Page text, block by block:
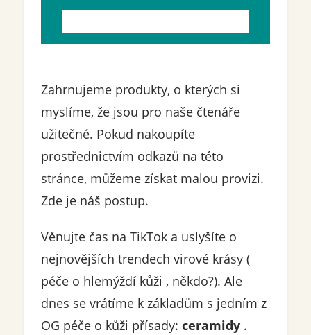
Zahrnujeme produkty, o kterých si
myslíme, že jsou pro naše čtenáře
užitečné. Pokud nakoupíte
prostřednictvím odkazů na této
stránce, můžeme získat malou provizi.
Zde je náš postup.
Věnujte čas na TikTok a uslyšíte o
nejnovějších trendech virové krásy (
péče o hlemýždí kůži , někdo?). Ale
dnes se vrátíme k základům s jedním z
OG péče o kůži přísady: ceramidy.